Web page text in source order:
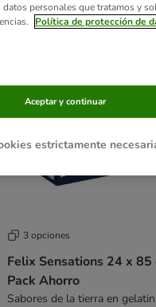
zooplus selección
3 opciones
Felix Sensations 24 x 85
Pack Ahorro
Sabores de la tierra en
personales que tratamos y
Política de protección de
estrictamente
Aceptar y continuar